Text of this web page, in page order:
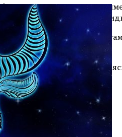
надеешься, что
ел, пока ты ждала.
деньжиши, и Мэн где-то
от всех дверей, с того и